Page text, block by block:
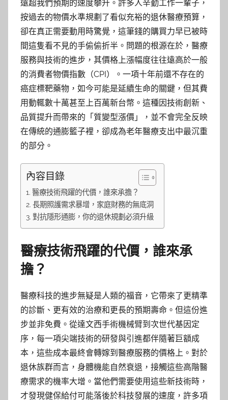
遠超我們預期的速度攀升。許多人辛勤工作一輩子，
按過去的物價水準規劃了看似充裕的退休醫療預算，
卻在真正需要動用時驚覺，這筆錢的購買力早已被時
間這隻看不見的手偷偷折半。問題的根源在於，醫療
服務與技術的進步，其價格上漲幅度往往遠高於一般
的消費者物價指數（CPI）。一項十年前還不存在的
癌症標靶藥物，如今可能是延續生命的關鍵，但其費
用動輒數十萬甚至上百萬新台幣。這種因技術創新、
品質提升而帶來的「質變型漲價」，並不會完全反映
在傳統的通膨籃子裡，卻成為老年醫療支出中最沉重
的部分。
內容目錄
醫療技術飛躍的代價，誰來承擔？
長期照護需求暴增，家庭財務的無底洞
對抗隱形通膨，你的退休規劃必須升級
醫療技術飛躍的代價，誰來承
擔？
醫療科技的進步無疑是人類的福音，它帶來了更精準
的診斷、更有效的治療和更長的預期壽命。但這份進
步並非免費。從達文西手術機械臂到次世代基因定
序，每一項尖端技術的研發與引進都伴隨著巨額成
本，這些成本最終會轉嫁到醫療服務的價格上。對於
退休族群而言，身體機能自然衰退，接觸這些高階醫
療需求的機率大增。當他們需要使用這些新技術時，
才發現健保給付可能落後於科技發展的速度，許多項